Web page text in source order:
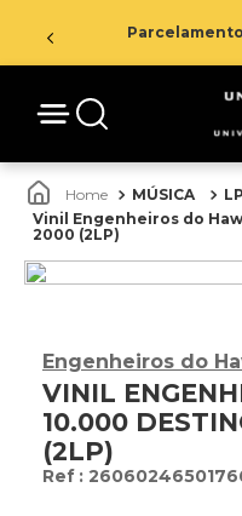
MÚSICA
Vinil Engenheiros do
2000 (2LP)
Engenheiros do
VINIL
10.000
(2LP)
: